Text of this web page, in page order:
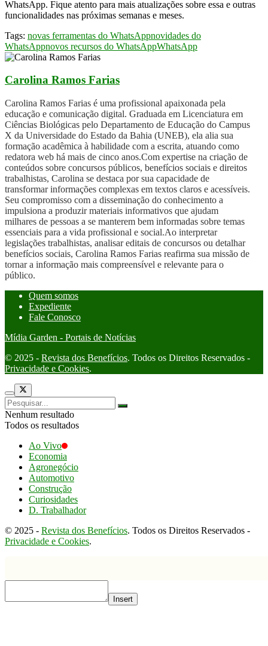
WhatsApp. Fique atento para mais atualizações sobre essa e outras
funcionalidades nas próximas semanas e meses.
Tags: novas ferramentas do WhatsAppnovidades do
WhatsAppnovos recursos do WhatsAppWhatsApp
Carolina Ramos Farias
Carolina Ramos Farias é uma profissional apaixonada pela
educação e comunicação digital. Graduada em Licenciatura em
Ciências Biológicas pelo Departamento de Educação do Campus
X da Universidade do Estado da Bahia (UNEB), ela alia sua
formação acadêmica à habilidade com a escrita, atuando como
redatora web há mais de cinco anos.Com expertise na criação de
conteúdos sobre concursos públicos, benefícios sociais e direitos
trabalhistas, Carolina se destaca por sua capacidade de
transformar informações complexas em textos claros e acessíveis.
Seu compromisso com a disseminação do conhecimento a
impulsiona a produzir materiais informativos que ajudam
milhares de pessoas a se manterem bem informadas sobre temas
essenciais para a vida profissional e social.Ao interpretar
legislações trabalhistas, analisar editais de concursos ou detalhar
benefícios sociais, Carolina Ramos Farias reafirma sua missão de
tornar a informação mais compreensível e relevante para o
público.
Quem somos
Expediente
Fale Conosco
Mídia Garden - Portais de Notícias
© 2025 - Revista dos Benefícios. Todos os Direitos Reservados -
Privacidade e Cookies.
Nenhum resultado
Todos os resultados
Ao Vivo
Economia
Agronegócio
Automotivo
Construção
Curiosidades
D. Trabalhador
© 2025 - Revista dos Benefícios. Todos os Direitos Reservados -
Privacidade e Cookies.
Insert